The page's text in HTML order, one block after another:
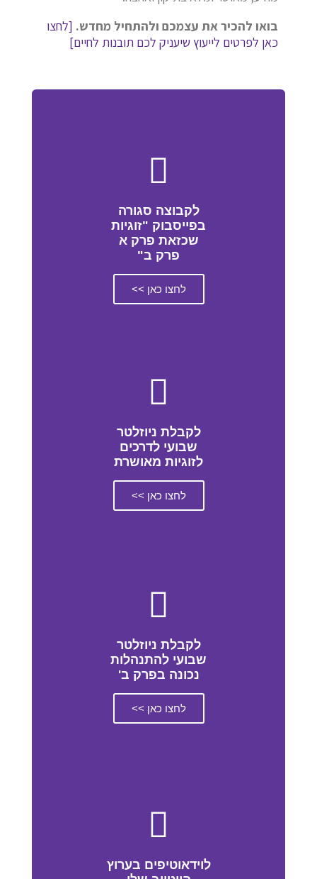
בואו להכיר את עצמכם ולהתחיל מחדש. [לחצו
כאן לפרטים לייעוץ שיעניק לכם תובנות לחיים]
לקבוצה סגורה
בפייסבוק "זוגיות
שכזאת פרק א
פרק ב"
לחצו כאן >>
לקבלת ניוזלטר
שבועי לדרכים
לזוגיות מאושרת
לחצו כאן >>
לקבלת ניוזלטר
שבועי להתנהלות
נכונה בפרק ב'
לחצו כאן >>
לוידאוטיפים בערוץ